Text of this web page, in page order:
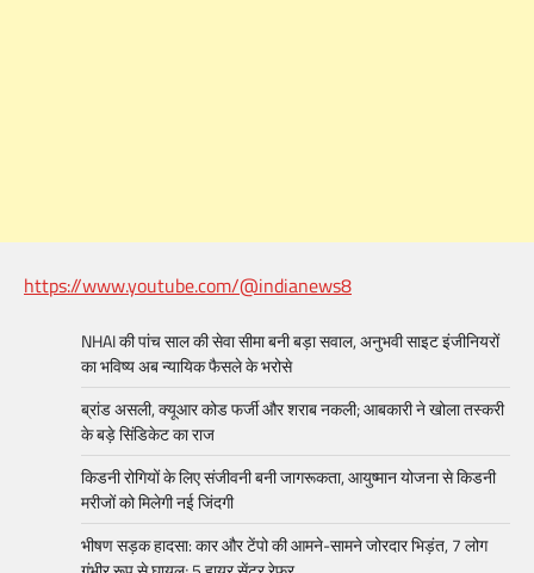
https://www.youtube.com/@indianews8
NHAI की पांच साल की सेवा सीमा बनी बड़ा सवाल, अनुभवी साइट इंजीनियरों
का भविष्य अब न्यायिक फैसले के भरोसे
ब्रांड असली, क्यूआर कोड फर्जी और शराब नकली; आबकारी ने खोला तस्करी
के बड़े सिंडिकेट का राज
किडनी रोगियों के लिए संजीवनी बनी जागरूकता, आयुष्मान योजना से किडनी
मरीजों को मिलेगी नई जिंदगी
भीषण सड़क हादसा: कार और टेंपो की आमने-सामने जोरदार भिड़ंत, 7 लोग